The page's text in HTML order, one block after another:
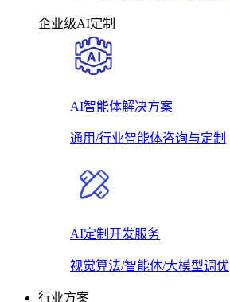
企业级AI定制
AI智能体解决方案
通用/行业智能体咨询与定制
AI定制开发服务
视觉算法/智能体/大模型调优
行业方案